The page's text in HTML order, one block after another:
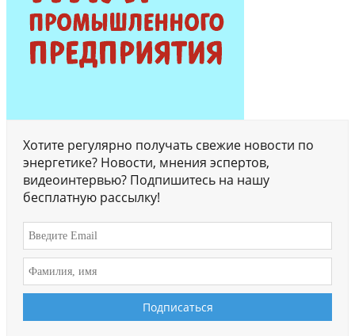
Хотите регулярно получать свежие новости по
энергетике? Новости, мнения эспертов,
видеоинтервью? Подпишитесь на нашу
бесплатную рассылку!